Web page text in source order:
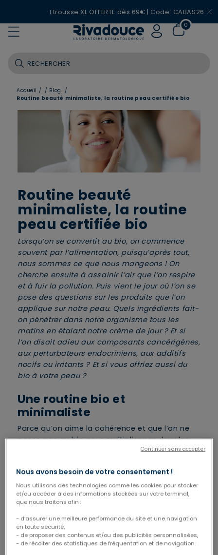
1 trousse XL OFFERTE dès 69€ | Code: CABAS26
0
Accueil / / Blog
/
Routine beauté minimaliste, la routine peau certifiée bio
Routine beauté
minimaliste, la routine
peau certifiée bio
Lorsqu’on se convertit au bio, on commence
souvent par l’alimentation, puisqu’après tout,
nous sommes ce que nous mangeons ! On
cherche ensuite à assainir l’air que l’on respire
et à fuir la pollution. Puis vient le jour où l’on se
pose des questions sur les produits que l’on
applique sur notre peau. Quels ingrédients fait-
on pénétrer dans notre organisme tous les
matins en étalant notre crème de jour ? Et si
l’on disait adieu aux composants cancérigènes,
aux perturbateurs endocriniens, aux additifs
nocifs ou irritants ? Et si vous offriez aussi du
bio à votre peau ?
Une routine bio et
minimaliste
Parce qu’on aime la cohérence et que l’on ne
passe pas au bio pour multiplier par deux les
flacons et les actifs : on adopte le mantra «
les étagères de la salle de bain. Deux ou trois
produits suffisent pour le quotidien des peaux
normales ou sensibles. Idem du côté des
ingrédients, plus la liste est courte, plus vous
vous rapprochez de l’essentiel et privilégiez
l’efficacité d’actifs naturels.
Pour aller plus loin: si vous souhaitez réconcilier
Nous avons besoin de votre consentement !
Nous utilisons des technologies comme les cookies pour stocker
et/ou accéder à des informations stockées sur votre terminal,
que nous traitons afin :
- d’assurer une meilleure performance du site et une navigation
en toute sécurité,
- de proposer des contenus et/ou des publicités personnalisées,
- de récolter des statistiques de fréquentation et de navigation.
Continuer sans accepter